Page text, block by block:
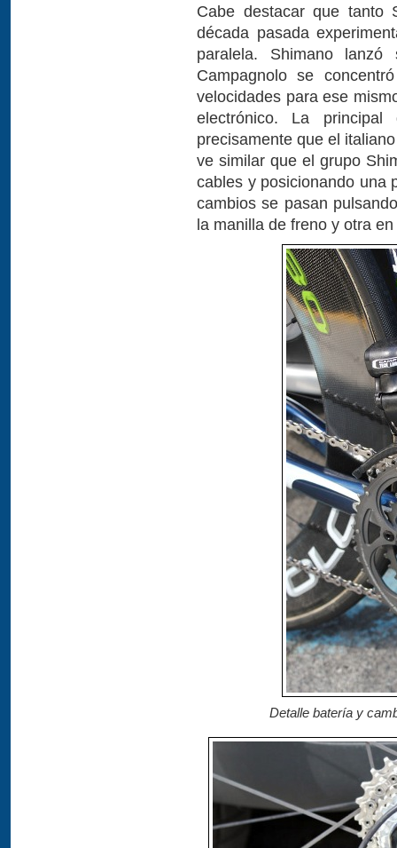
Cabe destacar que tanto
década pasada
paralela. Shimano
Campagnolo se
velocidades para ese
electrónico. La
precisamente que el
ve similar que el grupo
cables y posicionando una
cambios se pasan
la manilla de freno y otra
Detalle batería y